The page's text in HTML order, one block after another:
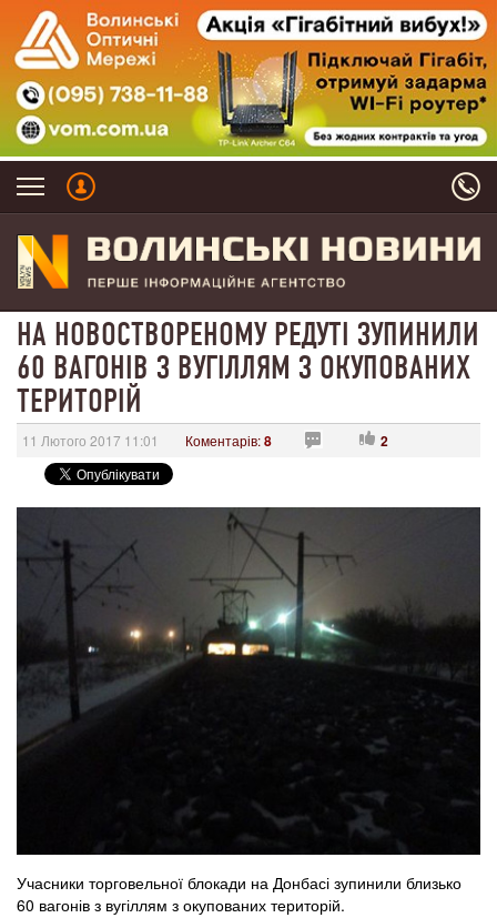
НА НОВОСТВОРЕНОМУ РЕДУТІ ЗУПИНИЛИ
60 ВАГОНІВ З ВУГІЛЛЯМ З ОКУПОВАНИХ
ТЕРИТОРІЙ
11 Лютого 2017 11:01 Коментарів:8 2
Учасники торговельної блокади на Донбасі зупинили близько
60 вагонів з вугіллям з окупованих територій.